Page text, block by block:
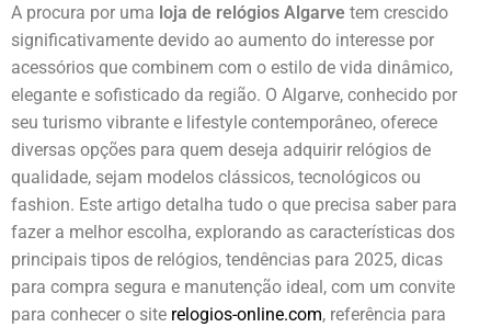
A procura por uma loja de relógios Algarve tem crescido
significativamente devido ao aumento do interesse por
acessórios que combinem com o estilo de vida dinâmico,
elegante e sofisticado da região. O Algarve, conhecido por
seu turismo vibrante e lifestyle contemporâneo, oferece
diversas opções para quem deseja adquirir relógios de
qualidade, sejam modelos clássicos, tecnológicos ou
fashion. Este artigo detalha tudo o que precisa saber para
fazer a melhor escolha, explorando as características dos
principais tipos de relógios, tendências para 2025, dicas
para compra segura e manutenção ideal, com um convite
para conhecer o site relogios-online.com, referência para